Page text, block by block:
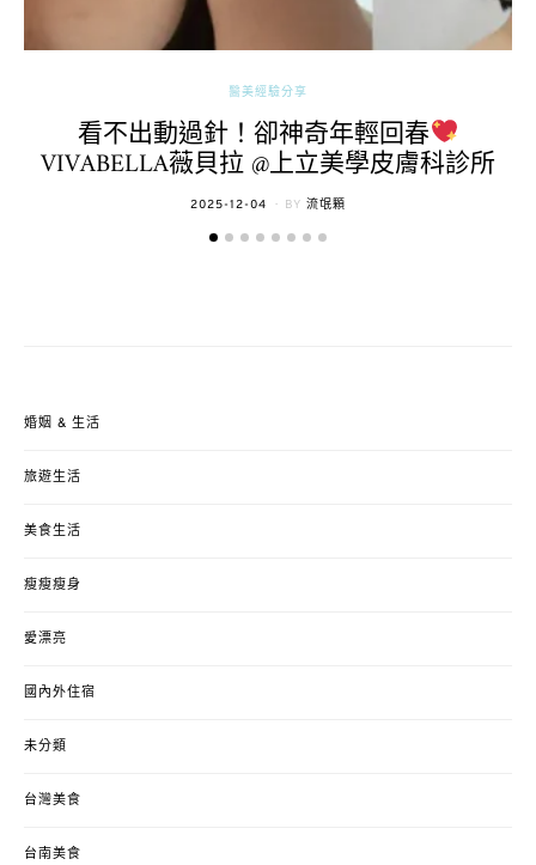
醫美經驗分享
看不出動過針！卻神奇年輕回春
VIVABELLA薇貝拉 @上立美學皮膚科診所
POSTED
2025-12-04 BY 流氓顆
婚姻 & 生活
旅遊生活
美食生活
瘦瘦瘦身
愛漂亮
國內外住宿
未分類
台灣美食
台南美食